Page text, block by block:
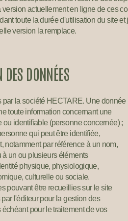
actuellement en ligne de ces
toute la durée d'utilisation du site et
version la remplace.
DES DONNÉES
par la société HECTARE. Une donnée
toute information concernant une
identifiable (personne concernée) ;
qui peut être identifiée,
notamment par référence à un nom,
un ou plusieurs éléments
physique, physiologique,
culturelle ou sociale.
pouvant être recueillies sur le site
l'éditeur pour la gestion des
pour le traitement de vos